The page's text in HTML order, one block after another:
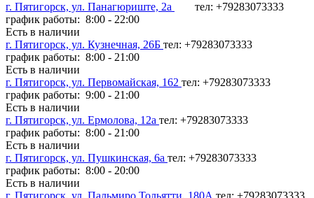
г. Пятигорск, ул. Панагюриште, 2а
тел: +79283073333
график работы: 8:00 - 22:00
Есть в наличии
г. Пятигорск, ул. Кузнечная, 26Б тел: +79283073333
график работы: 8:00 - 21:00
Есть в наличии
г. Пятигорск, ул. Первомайская, 162 тел: +79283073333
график работы: 9:00 - 21:00
Есть в наличии
г. Пятигорск, ул. Ермолова, 12а тел: +79283073333
график работы: 8:00 - 21:00
Есть в наличии
г. Пятигорск, ул. Пушкинская, 6а тел: +79283073333
график работы: 8:00 - 20:00
Есть в наличии
г. Пятигорск, ул. Пальмиро Тольятти, 180А тел: +79283073333